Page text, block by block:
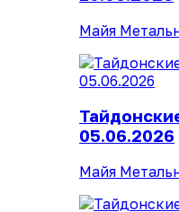
Майя
05.06.2026
Майя